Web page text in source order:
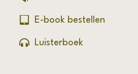
E-book bestellen
Luisterboek